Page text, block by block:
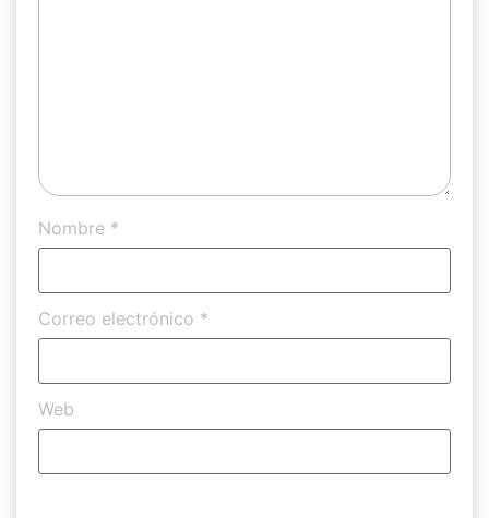
Nombre *
Correo electrónico *
Web